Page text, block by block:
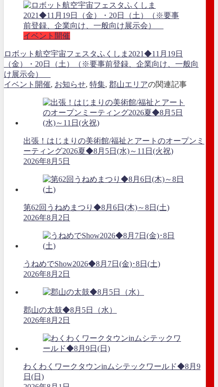
イベント開催
ロボット航空宇宙フェスタふくしま2021◆11月19日
（金）・20日（土）（※要事前登録、企業向け、一般向
け展示会）
イベント開催, お知らせ, 特集, 郡山エリアの関連記事
出張！はじまりの美術館/福祉とアートのオープンミ
ーティング2026夏◆8月5日(水)～11日(火祝)
2026年8月5日
第62回うねめまつり◆8月6日(木)～8日(土)
2026年8月2日
うねめでShow2026◆8月7日(金)･8日(土)
2026年8月2日
郡山の太鼓◆8月5日（水）
2026年8月2日
わくわくワークタウンinムシテックワールド◆8月9
日(日)